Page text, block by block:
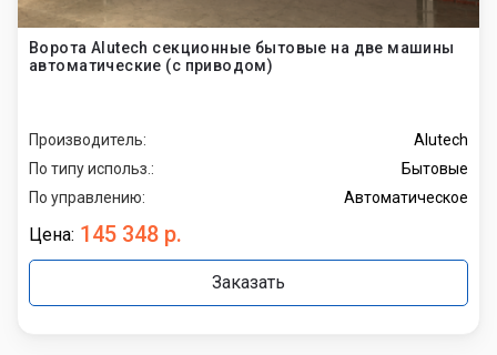
Ворота Alutech секционные бытовые на две машины
автоматические (с приводом)
Производитель:
Alutech
По типу использ.:
Бытовые
По управлению:
Автоматическое
Цена: 145 348 р.
Заказать